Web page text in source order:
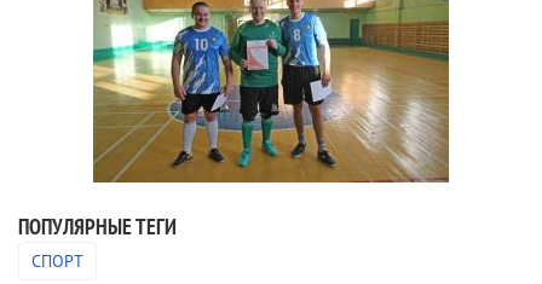
ПОПУЛЯРНЫЕ ТЕГИ
СПОРТ